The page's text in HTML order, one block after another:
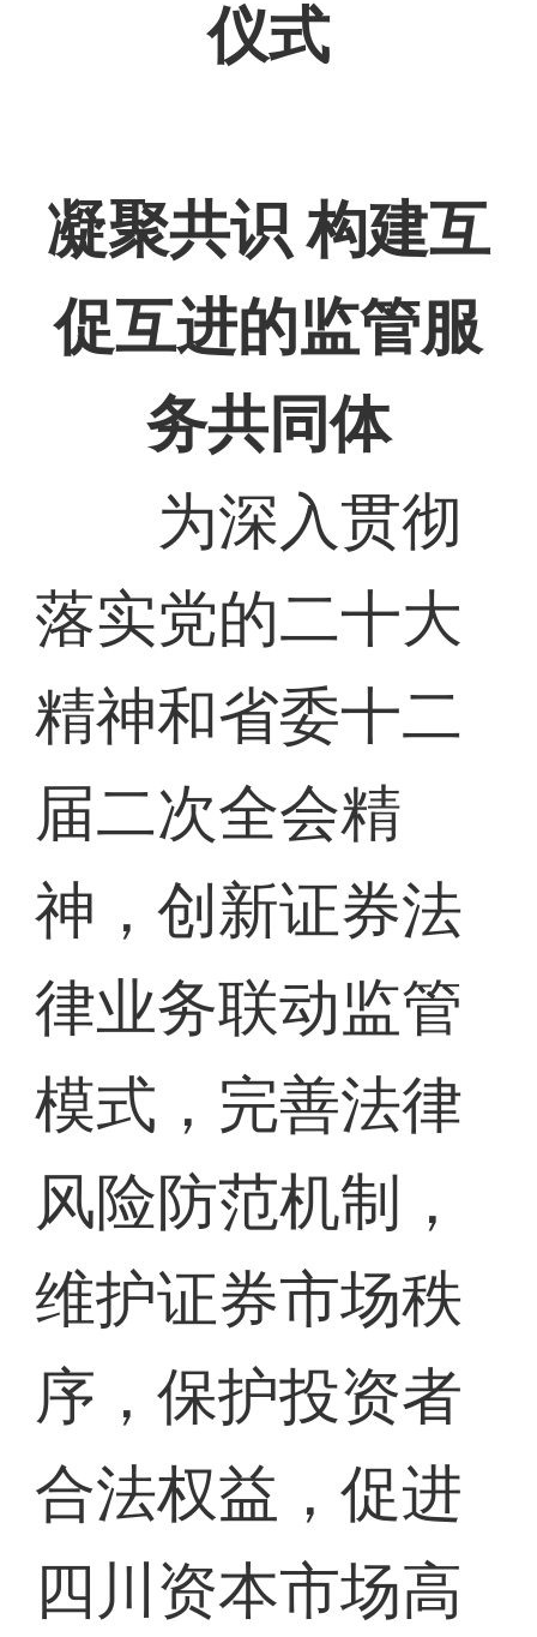
仪式
凝聚共识 构建互
促互进的监管服
务共同体
为深入贯彻
落实党的二十大
精神和省委十二
届二次全会精
神，创新证券法
律业务联动监管
模式，完善法律
风险防范机制，
维护证券市场秩
序，保护投资者
合法权益，促进
四川资本市场高